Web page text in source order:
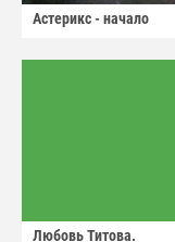
Астерикс - начало
Любовь Титова.